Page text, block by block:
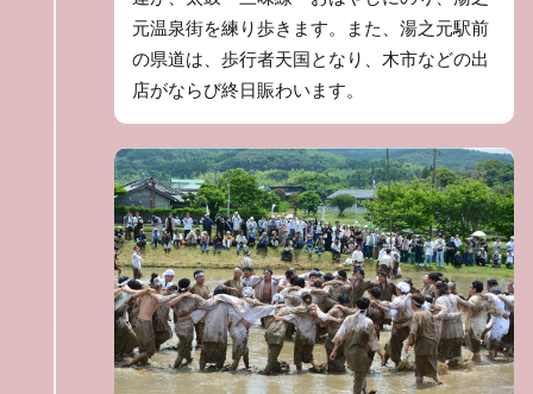
元温泉街を練り歩きます。また、湯之元駅前
の県道は、歩行者天国となり、木市などの出
店がならび終日賑わいます。